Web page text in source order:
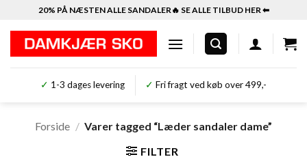
indhold
20% PÅ NÆSTEN ALLE SANDALER🔥 SE ALLE TILBUD HER ⬅︎
✓ 1-3 dages levering ✓ Fri fragt ved køb over 499,-
Forside / Varer tagged “Læder sandaler dame”
FILTER